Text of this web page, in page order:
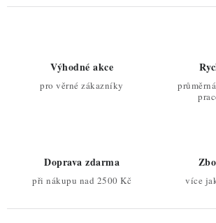
Výhodné akce
pro věrné zákazníky
Doprava zdarma
při nákupu nad 2500 Kč více